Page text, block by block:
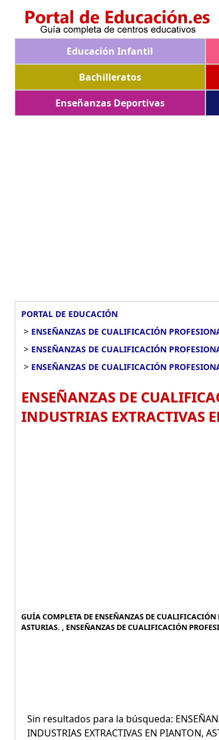
Educación Infantil
Bachilleratos
Enseñanzas Deportivas
PORTAL DE EDUCACIÓN
> ENSEÑANZAS DE CUALIFICACIÓN
> ENSEÑANZAS DE CUALIFICACIÓN
> ENSEÑANZAS DE CUALIFICACIÓN
ENSEÑANZAS DE
INDUSTRIAS EXTRACTIVAS
GUÍA COMPLETA DE ENSEÑANZAS DE
ASTURIAS. , ENSEÑANZAS DE CUALIFICACIÓN
Sin resultados para la búsqueda:
INDUSTRIAS EXTRACTIVAS EN PIANTON,